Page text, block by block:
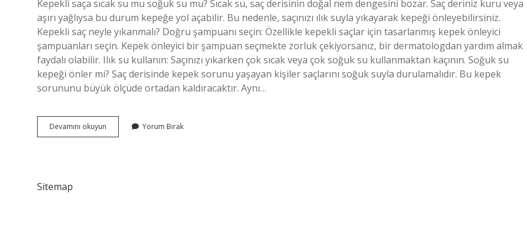
Kepekli saça sıcak su mu soğuk su mu? Sıcak su, saç derisinin doğal nem dengesini bozar. Saç deriniz kuru veya
aşırı yağlıysa bu durum kepeğe yol açabilir. Bu nedenle, saçınızı ılık suyla yıkayarak kepeği önleyebilirsiniz.
Kepekli saç neyle yıkanmalı? Doğru şampuanı seçin: Özellikle kepekli saçlar için tasarlanmış kepek önleyici
şampuanları seçin. Kepek önleyici bir şampuan seçmekte zorluk çekiyorsanız, bir dermatologdan yardım almak
faydalı olabilir. Ilık su kullanın: Saçınızı yıkarken çok sıcak veya çok soğuk su kullanmaktan kaçının. Soğuk su
kepeği önler mi? Saç derisinde kepek sorunu yaşayan kişiler saçlarını soğuk suyla durulamalıdır. Bu kepek
sorununu büyük ölçüde ortadan kaldıracaktır. Aynı…
Devamını okuyun
Saç
Yorum Bırak
Sitemap